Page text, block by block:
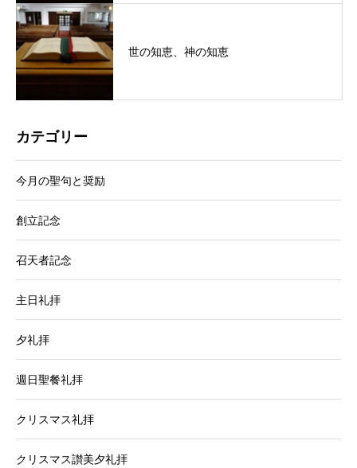
世の知恵、神の知恵
カテゴリー
今月の聖句と奨励
創立記念
召天者記念
主日礼拝
夕礼拝
週日聖餐礼拝
クリスマス礼拝
クリスマス讃美夕礼拝